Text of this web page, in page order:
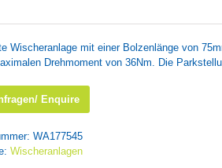
Wischeranlage mit einer Bolzenlänge von
Drehmoment von 36Nm. Die
Enquire
WA177545
Wischeranlagen